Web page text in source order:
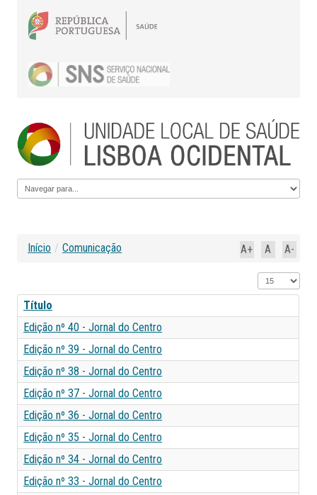
A-
A
A+
Início / Comunicação
Qtd. a mostrar
Título
Edição nº 40 - Jornal do Centro
Edição nº 39 - Jornal do Centro
Edição nº 38 - Jornal do Centro
Edição nº 37 - Jornal do Centro
Edição nº 36 - Jornal do Centro
Edição nº 35 - Jornal do Centro
Edição nº 34 - Jornal do Centro
Edição nº 33 - Jornal do Centro